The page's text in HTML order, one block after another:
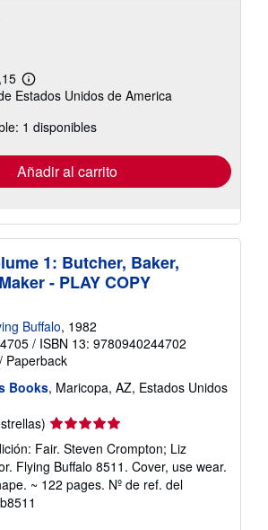
Más
información
las
tarifas
envío
Estados Unidos de America
1 disponibles
Añadir al carrito
1: Butcher, Baker,
- PLAY COPY
Buffalo, 1982
/ ISBN 13: 9780940244702
/ Paperback
Books, Maricopa, AZ, Estados Unidos
Calificación
del
vendedor:
5
de
Fair. Steven Crompton; Liz
Flying Buffalo 8511. Cover, use wear.
~ 122 pages. Nº de ref. del